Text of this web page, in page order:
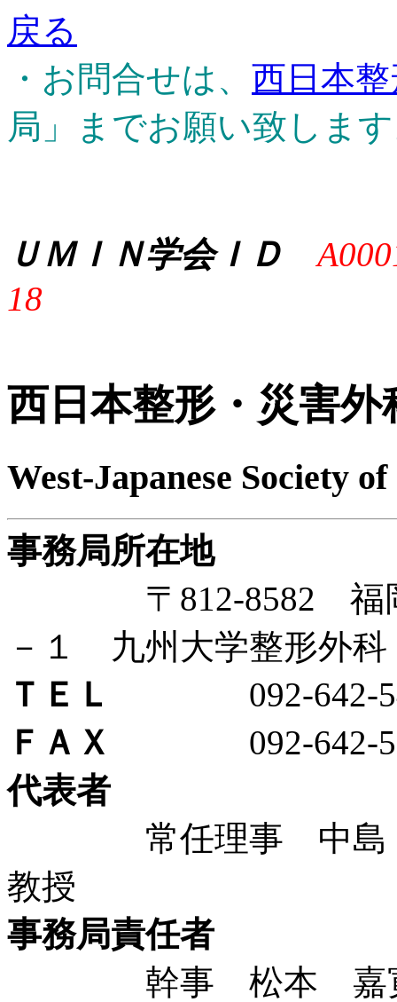
戻る
・お問合せは、 西日本
局」までお願い致しま
ＵＭＩＮ学会ＩＤ
18
西日本整形・災害外
West-Japanese Society
事務局所在地
〒812-8582 福岡県
－１ 九州大学整形外科
ＴＥＬ
092-642-
ＦＡＸ
092-642-
代表者
常任理事 中島
教授
事務局責任者
幹事 松本 嘉寛